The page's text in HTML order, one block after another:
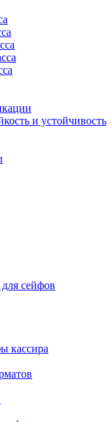
и устойчивость
сейфов
кассира